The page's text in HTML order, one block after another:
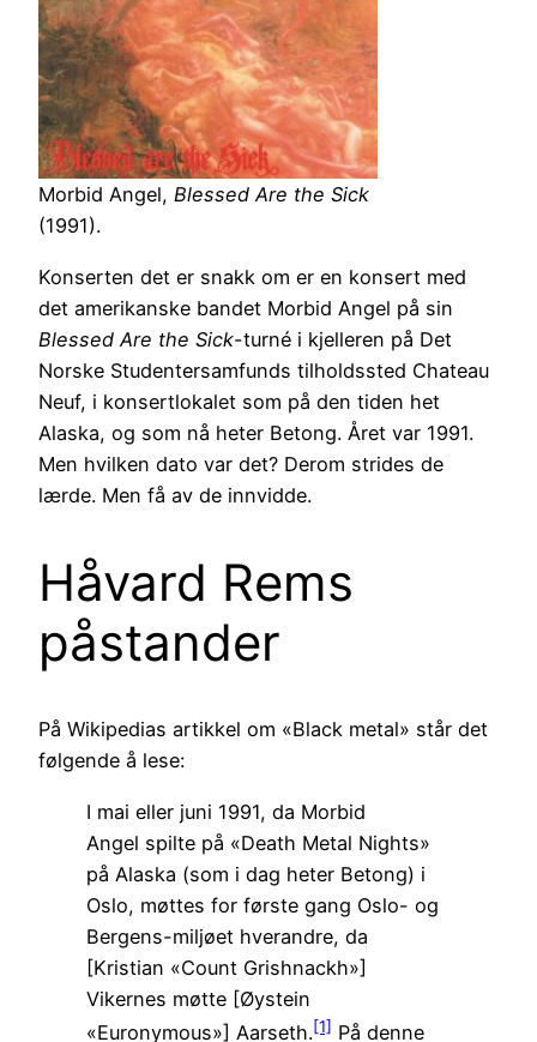
Morbid Angel, Blessed Are the Sick
(1991).
Konserten det er snakk om er en konsert med
det amerikanske bandet Morbid Angel på sin
Blessed Are the Sick-turné i kjelleren på Det
Norske Studentersamfunds tilholdssted Chateau
Neuf, i konsertlokalet som på den tiden het
Alaska, og som nå heter Betong. Året var 1991.
Men hvilken dato var det? Derom strides de
lærde. Men få av de innvidde.
Håvard Rems
påstander
På Wikipedias artikkel om «Black metal» står det
følgende å lese:
I mai eller juni 1991, da Morbid
Angel spilte på «Death Metal Nights»
på Alaska (som i dag heter Betong) i
Oslo, møttes for første gang Oslo- og
Bergens-miljøet hverandre, da
[Kristian «Count Grishnackh»]
Vikernes møtte [Øystein
«Euronymous»] Aarseth.[1] På denne